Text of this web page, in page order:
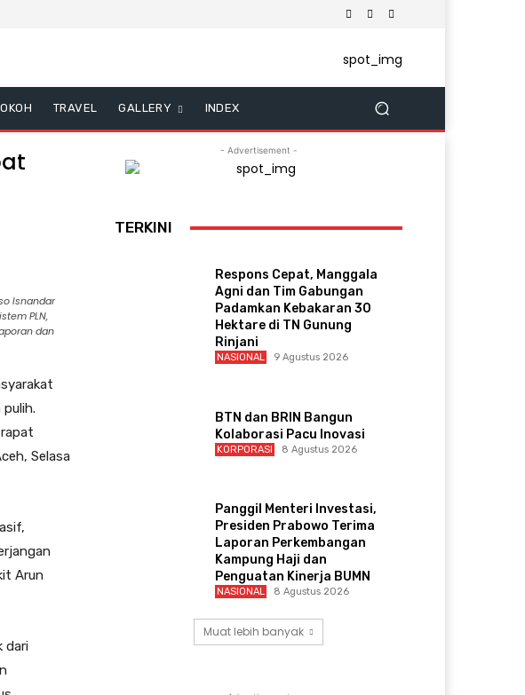
TRAVEL GALLERY INDEX
Isnandar
PLN,
dan
Selasa
Arun
dari
- Advertisement -
TERKINI
Respons Cepat, Manggala
Agni dan Tim Gabungan
Padamkan Kebakaran 30
Hektare di TN Gunung
Rinjani
NASIONAL 9 Agustus 2026
BTN dan BRIN Bangun
Kolaborasi Pacu Inovasi
KORPORASI 8 Agustus 2026
Panggil Menteri Investasi,
Presiden Prabowo Terima
Laporan Perkembangan
Kampung Haji dan
Penguatan Kinerja BUMN
NASIONAL 8 Agustus 2026
Muat lebih banyak